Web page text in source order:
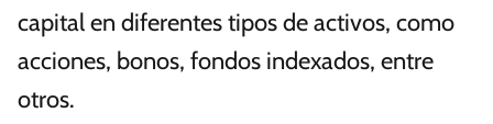
capital en diferentes tipos de activos, como
acciones, bonos, fondos indexados, entre
otros.